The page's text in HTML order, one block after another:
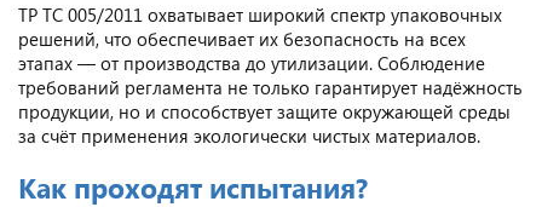
ТР ТС 005/2011 охватывает широкий спектр упаковочных
решений, что обеспечивает их безопасность на всех
этапах — от производства до утилизации. Соблюдение
требований регламента не только гарантирует надёжность
продукции, но и способствует защите окружающей среды
за счёт применения экологически чистых материалов.
Как проходят испытания?